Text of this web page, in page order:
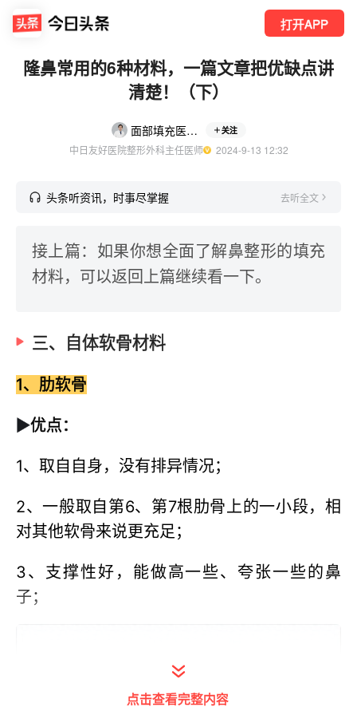
打开APP
隆鼻常用的6种材料，一篇文章把优缺点讲
清楚！（下）
面部填充医生路会 关注
中日友好医院整形外科主任医师
  2024-9-13 12:32
头条听资讯，时事尽掌握 去听全文
接上篇：如果你想全面了解鼻整形的填充
材料，可以返回上篇继续看一下。
三、自体软骨材料
1、肋软骨
▶优点：
1、取自自身，没有排异情况；
2、一般取自第6、第7根肋骨上的一小段，相
对其他软骨来说更充足；
3、支撑性好，能做高一些、夸张一些的鼻
子；
点击查看完整内容